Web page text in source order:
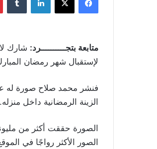
متابعة بتجــــــــــرد: شارك
لإستقبال شهر رمضان
فنشر محمد صلاح صورة له
الزينة الرمضانية داخل منزله.
الصورة حققت أكثر من
الصور الأكثر رواجًا في